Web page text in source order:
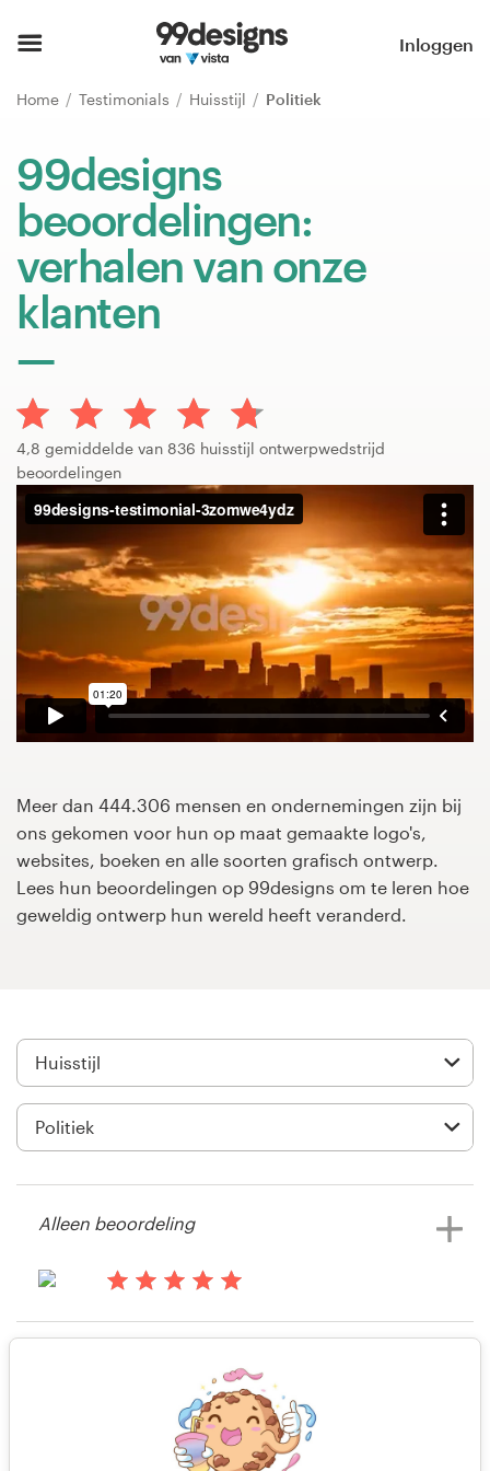
Inloggen
Home Testimonials Huisstijl Politiek
99designs
beoordelingen:
verhalen van onze
klanten
4,8 gemiddelde van 836 huisstijl ontwerpwedstrijd
beoordelingen
Meer dan 444.306 mensen en ondernemingen zijn bij
ons gekomen voor hun op maat gemaakte logo's,
websites, boeken en alle soorten grafisch ontwerp.
Lees hun beoordelingen op 99designs om te leren hoe
geweldig ontwerp hun wereld heeft veranderd.
Cliff van der Linden
Bekijk hun huisstijl wedstrijd
Alleen beoordeling
il y a 15 ans
Blader door categorieën
Hoe het werkt
Vind een designer
Inspiratie
99designs Pro
Ontwerpdiensten
Ontwerpwedstrijden
Vind een designer
Ontdek inspiratie
99designs Studio
Ontvang
een
ontwerp
Webdesign
Merkgids
Blader door alle categorieën
Klantenservice
+49 30 568 377 84